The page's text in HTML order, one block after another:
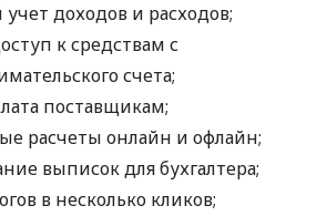
доходов и расходов;
к средствам с
счета;
поставщикам;
расчеты онлайн и офлайн;
выписок для бухгалтера;
в несколько кликов;